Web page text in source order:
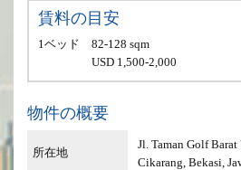
賃料の目安
1ベッド
82-128 sqm
USD 1,500-2,000
物件の概要
所在地
Jl. Taman Golf Barat
Cikarang, Bekasi,